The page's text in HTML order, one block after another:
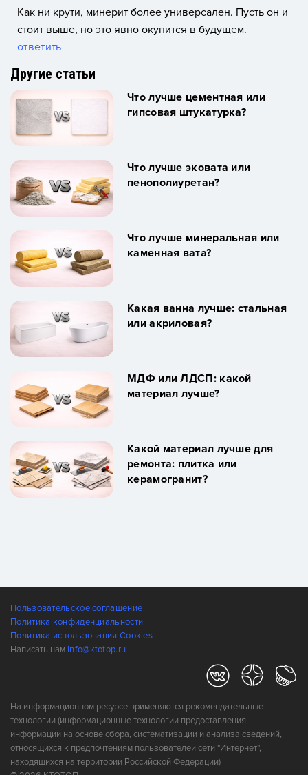
Как ни крути, минерит более универсален. Пусть он и
стоит выше, но это явно окупится в будущем.
ответить
Другие статьи
Что лучше цементная или
гипсовая штукатурка?
Что лучше эковата или
пенополиуретан?
Что лучше минеральная или
каменная вата?
Какая ванна лучше: стальная
или акриловая?
МДФ или ЛДСП: какой
материал лучше?
Какой материал лучше для
ремонта: плитка или
керамогранит?
Пользовательское соглашение
Политика конфиденциальности
Политика использования Cookies
Написать нам info@ktotop.ru
На информационном ресурсе применяются рекомендательные
технологии (информационные технологии предоставления
информации на основе сбора, систематизации и анализа сведений,
относящихся к предпочтениям пользователей сети "Интернет",
находящихся на территории Российской Федерации)